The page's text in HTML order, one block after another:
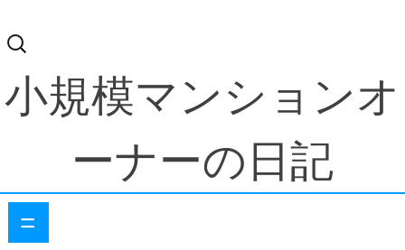
検
索:
小規模マンションオ
ーナーの日記
=